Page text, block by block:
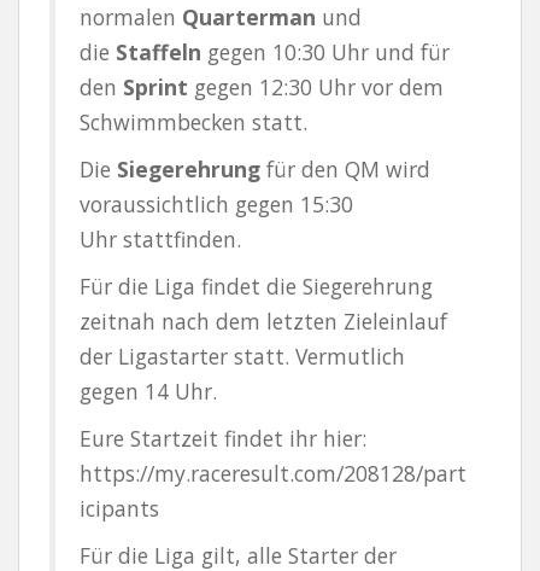
normalen Quarterman und
die Staffeln gegen 10:30 Uhr und für
den Sprint gegen 12:30 Uhr vor dem
Schwimmbecken statt.
Die Siegerehrung für den QM wird
voraussichtlich gegen 15:30
Uhr stattfinden.
Für die Liga findet die Siegerehrung
zeitnah nach dem letzten Zieleinlauf
der Ligastarter statt. Vermutlich
gegen 14 Uhr.
Eure Startzeit findet ihr hier:
https://my.raceresult.com/208128/part
icipants
Für die Liga gilt, alle Starter der